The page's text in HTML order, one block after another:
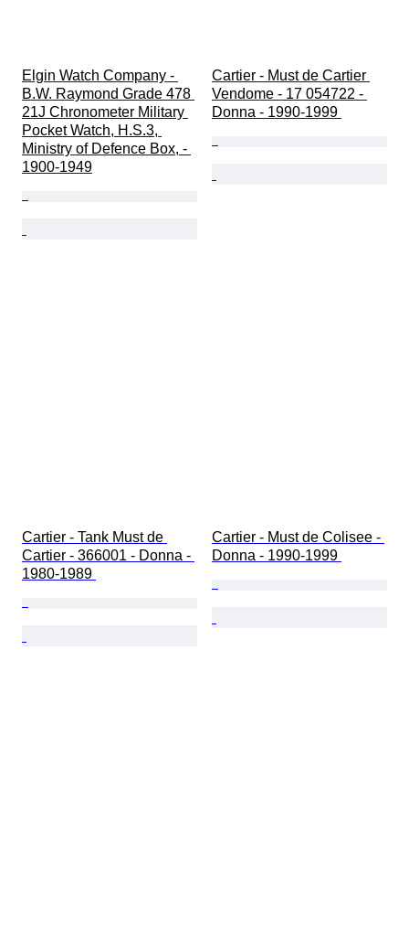
Elgin Watch Company -
B.W. Raymond Grade 478
21J Chronometer Military
Pocket Watch, H.S.3,
Ministry of Defence Box, -
1900-1949
Cartier - Must de Cartier
Vendome - 17 054722 -
Donna - 1990-1999
Cartier - Tank Must de
Cartier - 366001 - Donna -
1980-1989
Cartier - Must de Colisee -
Donna - 1990-1999